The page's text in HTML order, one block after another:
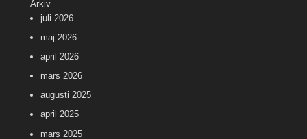
Arkiv
juli 2026
maj 2026
april 2026
mars 2026
augusti 2025
april 2025
mars 2025